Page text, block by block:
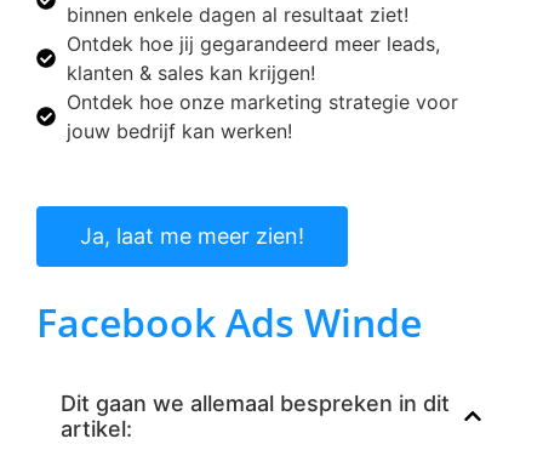
binnen enkele dagen al resultaat ziet!
Ontdek hoe jij gegarandeerd meer leads,
klanten & sales kan krijgen!
Ontdek hoe onze marketing strategie voor
jouw bedrijf kan werken!
Ja, laat me meer zien!
Facebook Ads Winde
Dit gaan we allemaal bespreken in dit
artikel: